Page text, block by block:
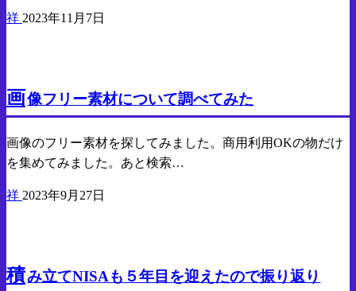
祥 2023年11月7日
画像フリー素材について調べてみた
画像のフリー素材を探してみました。商用利用OKの物だけ
を集めてみました。あと検索…
祥 2023年9月27日
積み立てNISAも５年目を迎えたので振り返り